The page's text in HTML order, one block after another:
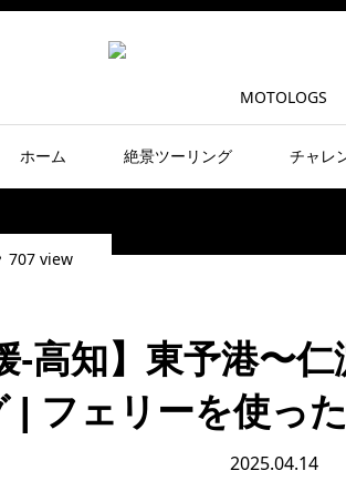
ホーム 絶景ツーリング チャレ
707 view
-高知】東予港〜
| フェリーを使っ
2025.04.14